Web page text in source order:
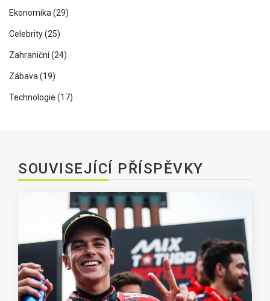
Ekonomika(29)
Celebrity(25)
Zahraniční(24)
Zábava(19)
Technologie (17)
SOUVISEJÍCÍ PŘÍSPĚVKY